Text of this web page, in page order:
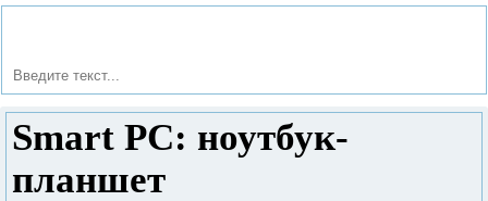
Smart PC: ноутбук-
планшет